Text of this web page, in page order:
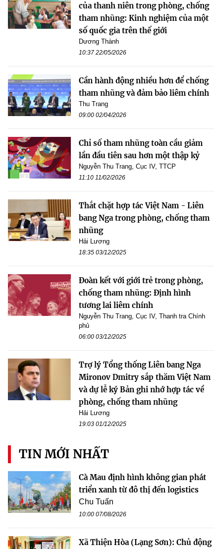
của thanh niên trong phòng, chống
tham nhũng: Kinh nghiệm của một
số quốc gia trên thế giới
Dương Thành
10:37 22/05/2026
Cần hành động nhiều hơn để chống
tham nhũng và đảm bảo liêm chính
Thu Trang
09:00 02/04/2026
Chỉ số tham nhũng toàn cầu giảm
lần đầu tiên sau hơn một thập kỷ
Nguyễn Thu Trang, Cục IV, TTCP
11:10 11/02/2026
Thắt chặt hợp tác Việt Nam - Liên
bang Nga trong phòng, chống tham
nhũng
Hải Lương
18:35 03/12/2025
Đoàn kết với giới trẻ trong phòng,
chống tham nhũng: Định hình
tương lai liêm chính
Nguyễn Thu Trang, Cục IV, Thanh tra Chính
phủ
06:00 03/12/2025
Trợ lý Tổng thống Liên bang Nga
Mironov Dmitry sắp thăm Việt Nam
và dự lễ ký Bản ghi nhớ hợp tác về
phòng, chống tham nhũng
Hải Lương
19:03 01/12/2025
TIN MỚI NHẤT
Cà Mau định hình không gian phát
triển xanh từ đô thị đến logistics
Chu Tuấn
10:00 07/08/2026
Xã Thiện Hòa (Lạng Sơn): Chủ động